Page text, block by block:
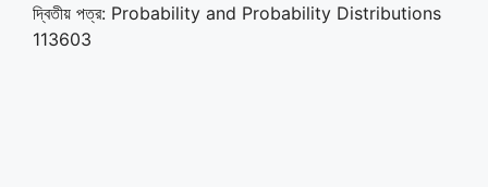
দ্বিতীয় পত্র: Probability and Probability Distributions
113603